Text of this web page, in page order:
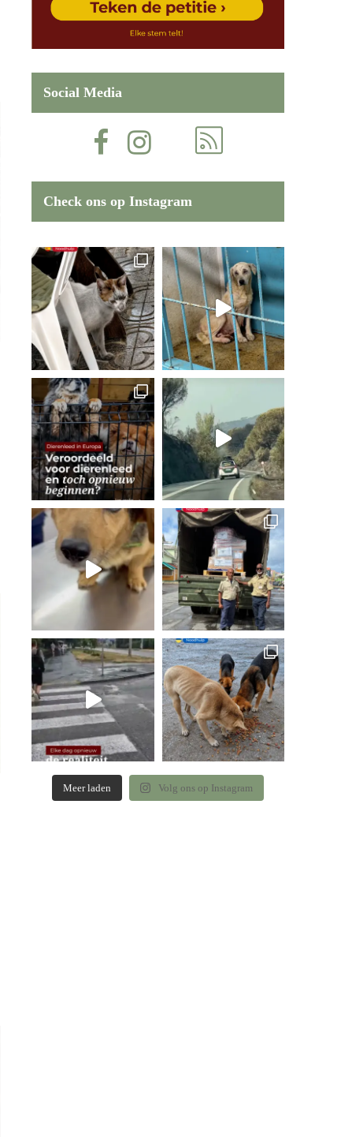
Social Media
Check ons op Instagram
Meer laden Volg ons op Instagram